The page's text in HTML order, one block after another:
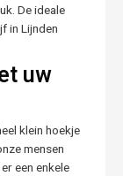
De ideale
in Lijnden
uw
klein hoekje
mensen
een enkele